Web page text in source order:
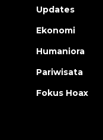
Updates
Ekonomi
Humaniora
Pariwisata
Fokus Hoax